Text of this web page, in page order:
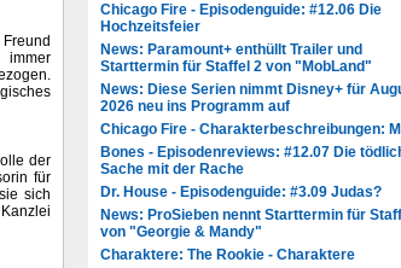
der
für
sich
Chicago Fire - Episodenguide: #12.06 Die
Hochzeitsfeier
News: Paramount+ enthüllt Trailer und
Starttermin für Staffel 2 von "MobLand"
News: Diese Serien nimmt Disney+ für
2026 neu ins Programm auf
Chicago Fire - Charakterbeschreibungen:
Bones - Episodenreviews: #12.07 Die
Sache mit der Rache
Dr. House - Episodenguide: #3.09 Judas?
News: ProSieben nennt Starttermin für
von "Georgie & Mandy"
Charaktere: The Rookie - Charaktere